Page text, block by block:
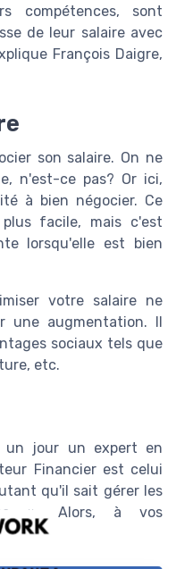
compétences, sont
de leur salaire avec
François Daigre,
son salaire. On ne
n'est-ce pas? Or ici,
à bien négocier. Ce
facile, mais c'est
lorsqu'elle est bien
votre salaire ne
une augmentation. Il
sociaux tels que
etc.
un jour un expert en
Financier est celui
qu'il sait gérer les
». Alors, à vos